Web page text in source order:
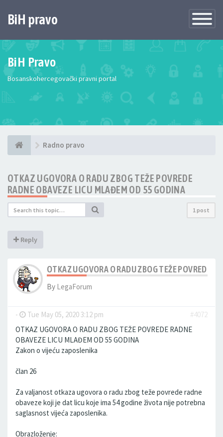
Toggle
BiH pravo
BiH Pravo
Bosanskohercegovački pravni portal
Radno pravo
OTKAZ UGOVORA O RADU ZBOG TEŽE POVREDE
RADNE OBAVEZE LICU MLAĐEM OD 55 GODINA
1 post
Reply
OTKAZ UGOVORA O RADU ZBOG TEŽE POVREDE
By LegaForum
- Tue May 05, 2020 3:12 pm
#4072
OTKAZ UGOVORA O RADU ZBOG TEŽE POVREDE RADNE
OBAVEZE LICU MLAĐEM OD 55 GODINA
Zakon o vijeću zaposlenika
član 26
Za valjanost otkaza ugovora o radu zbog teže povrede radne
obaveze koji je dat licu koje ima 54 godine života nije potrebna
saglasnost vijeća zaposlenika.
Obrazloženje: